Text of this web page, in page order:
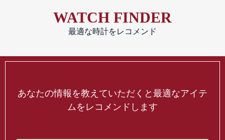
WATCH FINDER
最適な時計をレコメンド
あなたの情報を教えていただくと最適なアイテ
ムをレコメンドします